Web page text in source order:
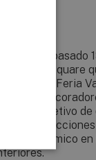
lugar el pasado
The Square
en Feria
y
con el objetivo de
cerámico en